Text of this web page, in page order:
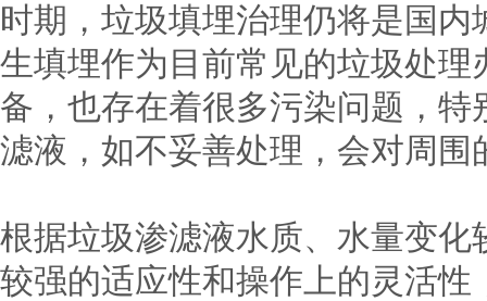
时期，垃圾填埋治理仍将是国
生填埋作为目前常见的垃圾处
备，也存在着很多污染问题，
滤液，如不妥善处理，会对周
根据垃圾渗滤液水质、水量变
较强的适应性和操作上的灵活